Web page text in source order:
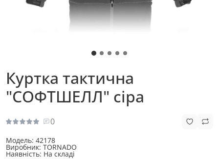
Куртка тактична
"СОФТШЕЛЛ" сіра
0
Модель: 42178
Виробник: TORNADO
Наявність: На складі